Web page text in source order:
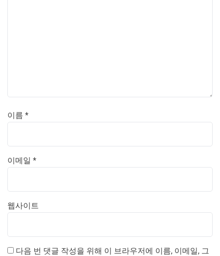
이름 *
이메일 *
웹사이트
다음 번 댓글 작성을 위해 이 브라우저에 이름, 이메일, 그